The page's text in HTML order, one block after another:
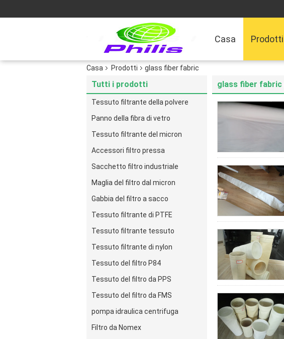
Casa Prodotti
Casa Prodotti glass fiber fabric
Tutti i prodotti
Tessuto filtrante della polvere
Panno della fibra di vetro
Tessuto filtrante del micron
Accessori filtro pressa
Sacchetto filtro industriale
Maglia del filtro dal micron
Gabbia del filtro a sacco
Tessuto filtrante di PTFE
Tessuto filtrante tessuto
Tessuto filtrante di nylon
Tessuto del filtro P84
Tessuto del filtro da PPS
Tessuto del filtro da FMS
pompa idraulica centrifuga
Filtro da Nomex
glass fiber fabric